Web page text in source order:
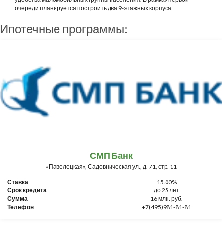
очереди планируется построить два 9-этажных корпуса.
Ипотечные программы:
СМП Банк
«Павелецкая», Садовническая ул., д. 71, стр. 11
Ставка
15.00%
Срок кредита
до 25 лет
Сумма
16 млн. руб.
Телефон
+7(495)981-81-81